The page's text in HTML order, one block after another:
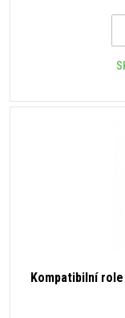
Kompatibilní